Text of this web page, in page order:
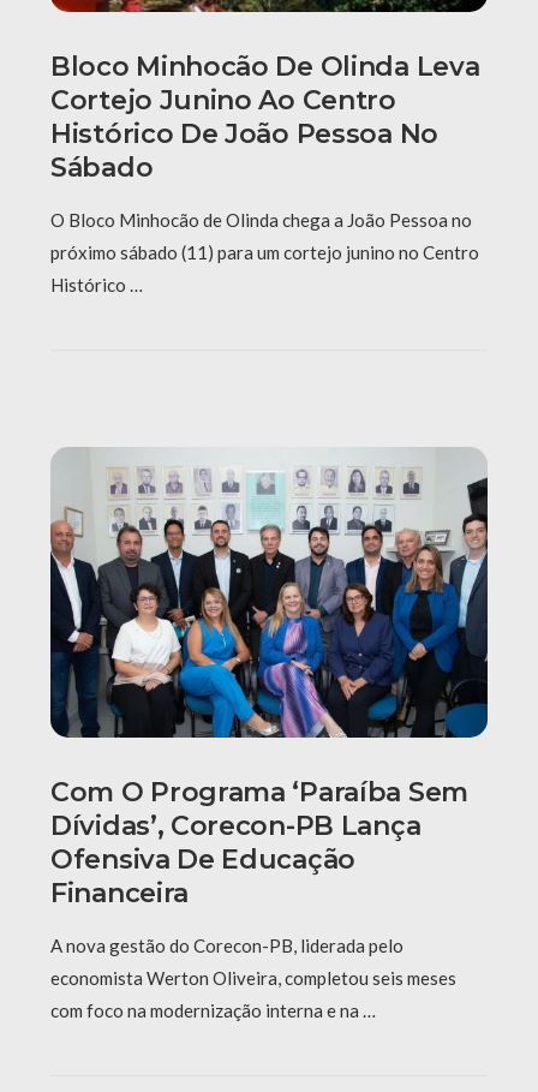
Bloco Minhocão De Olinda Leva
Cortejo Junino Ao Centro
Histórico De João Pessoa No
Sábado
O Bloco Minhocão de Olinda chega a João Pessoa no
próximo sábado (11) para um cortejo junino no Centro
Histórico …
Com O Programa ‘Paraíba Sem
Dívidas’, Corecon-PB Lança
Ofensiva De Educação
Financeira
A nova gestão do Corecon-PB, liderada pelo
economista Werton Oliveira, completou seis meses
com foco na modernização interna e na …